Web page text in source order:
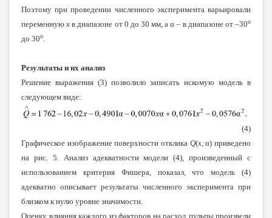
Поэтому при проведении численного эксперимента варьировали
переменнуюx в диапазоне от 0 до 30 мм, а α– в диапазоне от –30о
до 30о
Результаты и их анализ
Решение выражения (3) позволило записать искомую модель в
следующем виде:
(4)
Графическое изображение поверхности отклика Q(x, α) приведено
на рис. 5. Анализ адекватности модели (4), произведенный с
использованием критерия Фишера, показал, что модель (4)
адекватно описывает результаты численного эксперимента при
близком к нулю уровне значимости.
Оценку влияния каждого из факторов на расход пульпы произвели